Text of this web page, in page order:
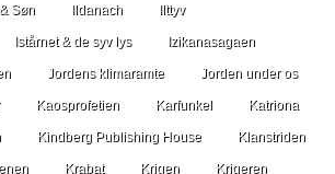
Søn Ildanach Ilttyv
Istårnet & de syv lys Izikanasagaen
Jordens klimaramte Jorden under os
Kaosprofetien Karfunkel Katriona
Kindberg Publishing House Klanstriden
Krabat Krigen Krigeren